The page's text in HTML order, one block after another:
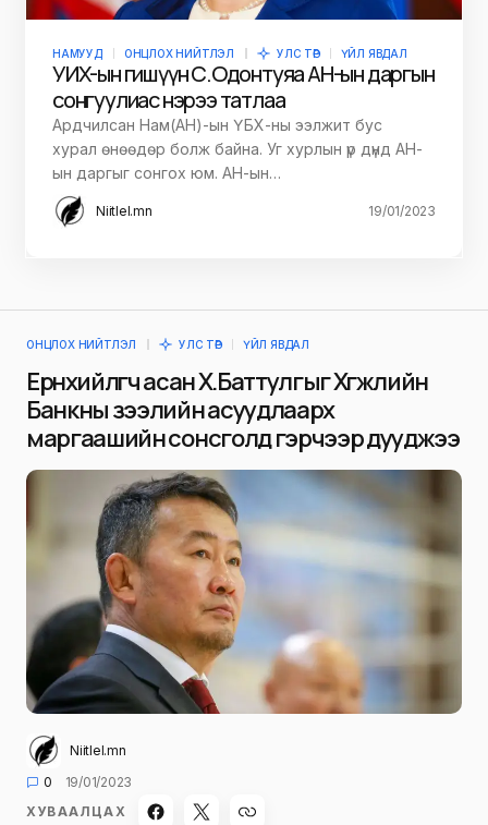
НАМУУД ОНЦЛОХ НИЙТЛЭЛ УЛС ТӨР ҮЙЛ ЯВДАЛ
УИХ-ын гишүүн С.Одонтуяа АН-ын даргын
сонгуулиас нэрээ татлаа
Ардчилсан Нам(АН)-ын ҮБХ-ны ээлжит бус
хурал өнөөдөр болж байна. Уг хурлын үр дүнд АН-
ын даргыг сонгох юм. АН-ын…
Niitlel.mn 19/01/2023
ОНЦЛОХ НИЙТЛЭЛ УЛС ТӨР ҮЙЛ ЯВДАЛ
Ерөнхийлөгч асан Х.Баттулгыг Хөгжлийн
Банкны зээлийн асуудлаарх
маргаашийн сонсголд гэрчээр дууджээ
Niitlel.mn
0
19/01/2023
ХУВААЛЦАХ